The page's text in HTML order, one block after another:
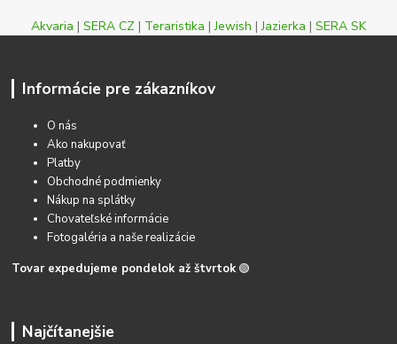
Akvaria | SERA CZ | Teraristika |Jewish |Jazierka | SERA SK
Informácie pre zákazníkov
O nás
Ako nakupovať
Platby
Obchodné podmienky
Nákup na splátky
Chovateľské informácie
Fotogaléria a naše realizácie
Tovar expedujeme pondelok až štvrtok 🟢
Najčítanejšie